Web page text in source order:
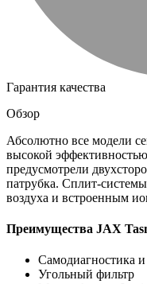
Гарантия качества
Обзор
Абсолютно все модели
высокой
предусмотрели
патрубка. Сплит-
воздуха и встроенным
Преимущества JAX
Самодиагностика и
Угольный фильтр